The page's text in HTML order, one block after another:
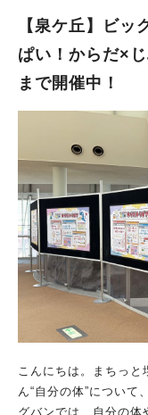
市内にお住まいの満
介助の方は無料。（
は割引料金適用 ※その
と繊細な線で描かれ
なく、身近に置いて楽
は、最も身近な場所である「家
日常をどのように特別
■さまざまな展示や参
とにミュシャの多彩な世界を
パネル、ステンドグラ
ど、幅広いジャンルのミュ
る魅力を味わいなが
また、「#我が家のミ
に投稿された写真を展示するコ
しょうか？ 芸術作品
品を見ることができるのは、
かないという方も、行っ
【泉ケ丘】ビッ
ぱい！からだ×
まで開催中！
こんにちは。まちっと堺
ん“自分の体”について、
グバンでは、自分の体